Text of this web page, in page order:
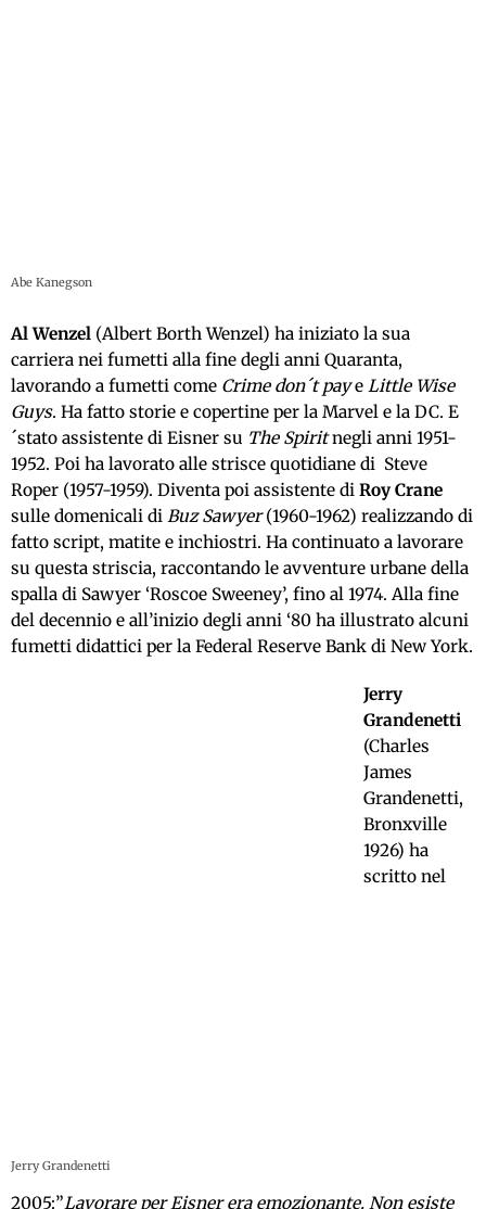
Abe Kanegson
Al Wenzel (Albert Borth Wenzel) ha iniziato la sua
carriera nei fumetti alla fine degli anni Quaranta,
lavorando a fumetti come Crime don´t paye Little Wise
Guys. Ha fatto storie e copertine per la Marvel e la DC. E
´stato assistente di Eisner su The Spiritnegli anni 1951-
1952. Poi ha lavorato alle strisce quotidiane di Steve
Roper (1957-1959). Diventa poi assistente di Roy Crane
sulle domenicali di Buz Sawyer(1960-1962) realizzando di
fatto script, matite e inchiostri. Ha continuato a lavorare
su questa striscia, raccontando le avventure urbane della
spalla di Sawyer ‘Roscoe Sweeney’, fino al 1974. Alla fine
del decennio e all’inizio degli anni ‘80 ha illustrato alcuni
fumetti didattici per la Federal Reserve Bank di New York.
Jerry Grandenetti
Jerry
Grandenetti
(Charles
James
Grandenetti,
Bronxville
1926) ha
scritto nel
2005:”Lavorare per Eisner era emozionante. Non esiste